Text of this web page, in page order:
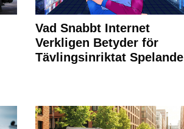
Vad Snabbt Internet
Verkligen Betyder för
Tävlingsinriktat Spelande